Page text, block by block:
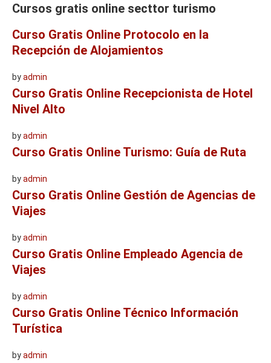
Cursos gratis online secttor turismo
Curso Gratis Online Protocolo en la
Recepción de Alojamientos
byadmin
Curso Gratis Online Recepcionista de Hotel
Nivel Alto
byadmin
Curso Gratis Online Turismo: Guía de Ruta
byadmin
Curso Gratis Online Gestión de Agencias de
Viajes
byadmin
Curso Gratis Online Empleado Agencia de
Viajes
byadmin
Curso Gratis Online Técnico Información
Turística
byadmin